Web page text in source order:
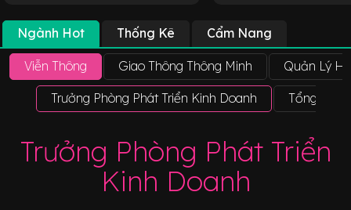
Ngành Hot Thống Kê Cẩm Nang
Viễn Thông Giao Thông Thông Minh Quản Lý
Trưởng Phòng Phát Triển Kinh Doanh Tổng
Trưởng Phòng Phát Triển
Kinh Doanh